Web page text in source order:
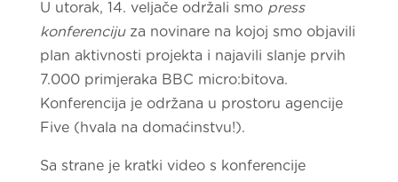
U utorak, 14. veljače održali smo press
konferencijuza novinare na kojoj smo objavili
plan aktivnosti projekta i najavili slanje prvih
7.000 primjeraka BBC micro:bitova.
Konferencija je održana u prostoru agencije
Five (hvala na domaćinstvu!).
Sa strane je kratki video s konferencije